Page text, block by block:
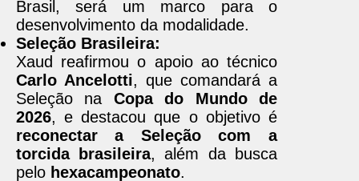
Brasil, será um marco para o
desenvolvimento da modalidade.
Seleção Brasileira:
Xaud reafirmou o apoio ao técnico
Carlo Ancelotti, que comandará a
Seleção na Copa do Mundo de
2026, e destacou que o objetivo é
reconectar a Seleção com a
torcida brasileira, além da busca
pelo hexacampeonato.